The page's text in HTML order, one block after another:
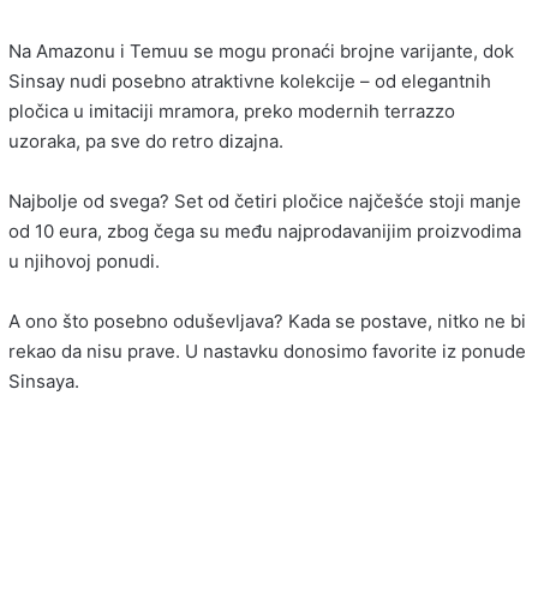
Na Amazonu i Temuu se mogu pronaći brojne varijante, dok
Sinsay nudi posebno atraktivne kolekcije – od elegantnih
pločica u imitaciji mramora, preko modernih terrazzo
uzoraka, pa sve do retro dizajna.
Najbolje od svega? Set od četiri pločice najčešće stoji manje
od 10 eura, zbog čega su među najprodavanijim proizvodima
u njihovoj ponudi.
A ono što posebno oduševljava? Kada se postave, nitko ne bi
rekao da nisu prave. U nastavku donosimo favorite iz ponude
Sinsaya.